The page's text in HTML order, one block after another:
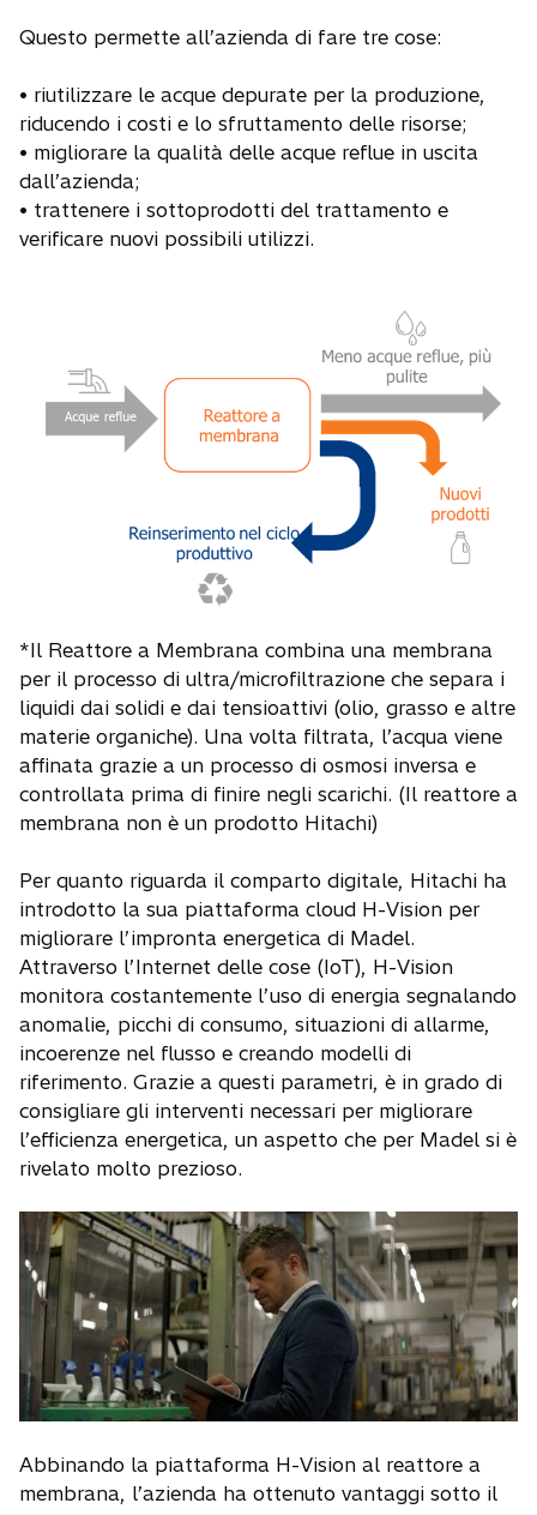
Questo permette all’azienda di fare tre cose:
• riutilizzare le acque depurate per la produzione,
riducendo i costi e lo sfruttamento delle risorse;
• migliorare la qualità delle acque reflue in uscita
dall’azienda;
• trattenere i sottoprodotti del trattamento e
verificare nuovi possibili utilizzi.
*Il Reattore a Membrana combina una membrana
per il processo di ultra/microfiltrazione che separa i
liquidi dai solidi e dai tensioattivi (olio, grasso e altre
materie organiche). Una volta filtrata, l’acqua viene
affinata grazie a un processo di osmosi inversa e
controllata prima di finire negli scarichi. (Il reattore a
membrana non è un prodotto Hitachi)
Per quanto riguarda il comparto digitale, Hitachi ha
introdotto la sua piattaforma cloud H-Vision per
migliorare l’impronta energetica di Madel.
Attraverso l’Internet delle cose (IoT), H-Vision
monitora costantemente l’uso di energia segnalando
anomalie, picchi di consumo, situazioni di allarme,
incoerenze nel flusso e creando modelli di
riferimento. Grazie a questi parametri, è in grado di
consigliare gli interventi necessari per migliorare
l’efficienza energetica, un aspetto che per Madel si è
rivelato molto prezioso.
Abbinando la piattaforma H-Vision al reattore a
membrana, l’azienda ha ottenuto vantaggi sotto il